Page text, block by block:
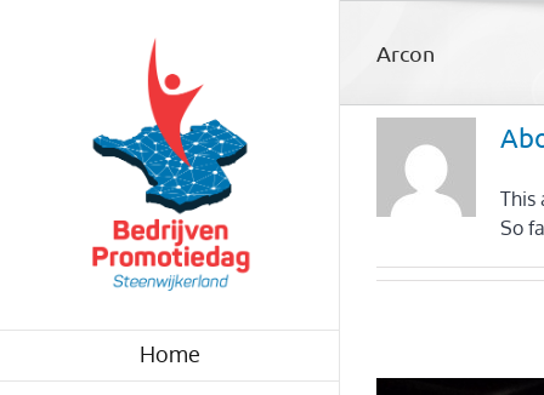
Home
Arcon
This
So